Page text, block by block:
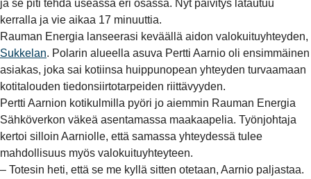
ja se piti tehdä useassa eri osassa. Nyt päivitys latautuu
kerralla ja vie aikaa 17 minuuttia.
Rauman Energia lanseerasi keväällä aidon valokuituyhteyden,
Sukkelan. Polarin alueella asuva Pertti Aarnio oli ensimmäinen
asiakas, joka sai kotiinsa huippunopean yhteyden turvaamaan
kotitalouden tiedonsiirtotarpeiden riittävyyden.
Pertti Aarnion kotikulmilla pyöri jo aiemmin Rauman Energia
Sähköverkon väkeä asentamassa maakaapelia. Työnjohtaja
kertoi silloin Aarniolle, että samassa yhteydessä tulee
mahdollisuus myös valokuituyhteyteen.
– Totesin heti, että se me kyllä sitten otetaan, Aarnio paljastaa.